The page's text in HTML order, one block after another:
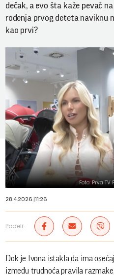
dečak, a evo šta kaže pevač
rođenja prvog deteta naviknu
kao prvi?
Foto: Prva
28.4.2026.|11:26
Podeli:
Dok je Ivona istakla da ima
između trudnoća pravila